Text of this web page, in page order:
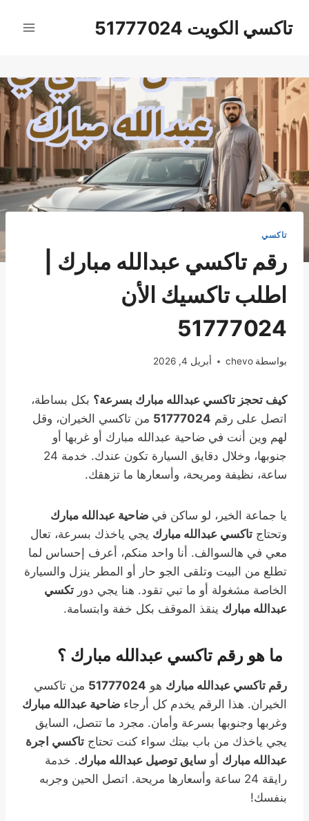
تاكسي الكويت 51777024
تاكسي
رقم تاكسي عبدالله مبارك |
اطلب تاكسيك الأن
51777024
بواسطة chevo أبريل 4, 2026
كيف تحجز تاكسي عبدالله مبارك بسرعة؟ بكل بساطة،
اتصل على رقم 51777024 من تاكسي الخيران، وقل
لهم وين أنت في ضاحية عبدالله مبارك أو غربها أو
جنوبها، وخلال دقايق السيارة تكون عندك. خدمة 24
ساعة، نظيفة ومريحة، وأسعارها ما تزهقك.
يا جماعة الخير، لو ساكن في ضاحية عبدالله مبارك
وتحتاج تاكسي عبدالله مبارك يجي ياخذك بسرعة، تعال
معي في هالسوالف. أنا واحد منكم، أعرف إحساس لما
تطلع من البيت وتلقى الجو حار أو المطر ينزل والسيارة
الخاصة مشغولة أو ما تبي تقود. هنا يجي دور تكسي
عبدالله مبارك ينقذ الموقف بكل خفة وابتسامة.
ما هو رقم تاكسي عبدالله مبارك ؟
رقم تاكسي عبدالله مبارك هو 51777024 من تاكسي
الخيران. هذا الرقم يخدم كل أرجاء ضاحية عبدالله مبارك
وغربها وجنوبها بسرعة وأمان. مجرد ما تتصل، السايق
يجي ياخذك من باب بيتك سواء كنت تحتاج تاكسي اجرة
عبدالله مبارك أو سايق توصيل عبدالله مبارك. خدمة
رايقة 24 ساعة وأسعارها مريحة. اتصل الحين وجربه
بنفسك!